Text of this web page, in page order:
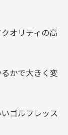
オリティの高
かで大きく変
ゴルフレッス